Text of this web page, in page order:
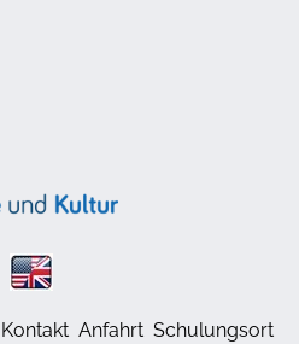
Kontakt Anfahrt Schulungsort